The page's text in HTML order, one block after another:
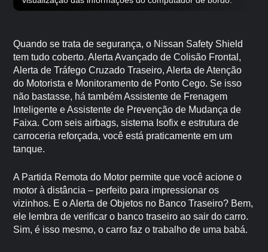
Quando se trata de segurança, o Nissan Safety Shield
tem tudo coberto. Alerta Avançado de Colisão Frontal,
Alerta de Tráfego Cruzado Traseiro, Alerta de Atenção
do Motorista e Monitoramento de Ponto Cego. Se isso
não bastasse, há também Assistente de Frenagem
Inteligente e Assistente de Prevenção de Mudança de
Faixa. Com seis airbags, sistema Isofix e estrutura de
carroceria reforçada, você está praticamente em um
tanque.
A Partida Remota do Motor permite que você acione o
motor à distância – perfeito para impressionar os
vizinhos. E o Alerta de Objetos no Banco Traseiro? Bem,
ele lembra de verificar o banco traseiro ao sair do carro.
Sim, é isso mesmo, o carro faz o trabalho de uma babá.